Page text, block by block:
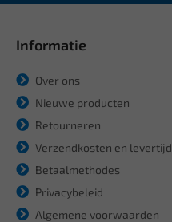
Informatie
Over ons
Nieuwe producten
Retourneren
Verzendkosten en levertijd
Betaalmethodes
Privacybeleid
Algemene voorwaarden